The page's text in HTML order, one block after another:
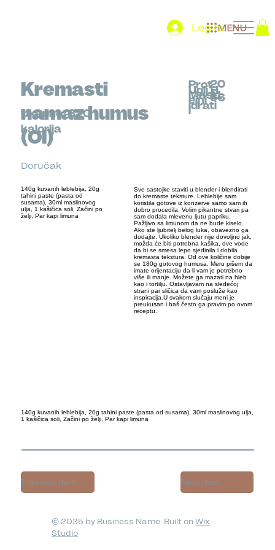
MENU
Log In
Kremasti
namaz humus
(OI)
Doručak
Ukupno
kalorija
320
Prot
eini
Uglj.H
idrati
20
Mast
i
36
11
140g kuvanih leblebija, 20g
tahini paste (pasta od
susama), 30ml maslinovog
ulja, 1 kašičica soli, Začini po
želji, Par kapi limuna
Sve sastojke staviti u blender i blendirati
do kremaste teksture. Leblebije sam
koristila gotove iz konzerve samo sam ih
dobro procedila. Volim pikantne stvari pa
sam dodala mlevenu ljutu papriku.
Pažljivo sa limunom da ne bude kiselo.
Ako ste ljubitelj belog luka, obavezno ga
dodajte. Ukoliko blender nije dovoljno jak,
možda će biti potrebna kašika, dve vode
da bi se smesa lepo sjedinila i dobila
kremasta tekstura. Od ove količine dobije
se 180g gotovog humusa. Meru pišem da
imate orijentaciju da li vam je potrebno
više ili manje. Možete ga mazati na hleb
kao i tortilju. Ostavljavam na sledećoj
strani par sličica da vam posluže kao
inspiracija.U svakom slučaju meni je
preukusan i baš često ga pravim po ovom
receptu.
140g kuvanih leblebija, 20g tahini paste (pasta od susama), 30ml maslinovog ulja,
1 kašičica soli, Začini po želji, Par kapi limuna
Previous Item Next Item
© 2035 by Business Name. Built on Wix
Studio